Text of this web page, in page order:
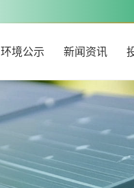
环境公示 新闻资讯